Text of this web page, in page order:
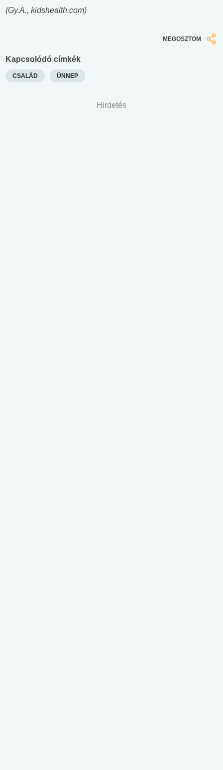
(Gy.A., kidshealth.com)
MEGOSZTOM
Kapcsolódó címkék
CSALÁD ÜNNEP
Hirdetés